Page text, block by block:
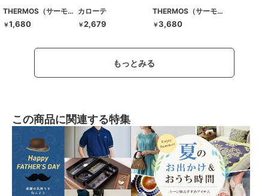
THERMOS（サーモス）
￥1,680
カローテ
￥2,679
THERMOS（サーモス）
￥3,680
もっとみる
この商品に関連する特集